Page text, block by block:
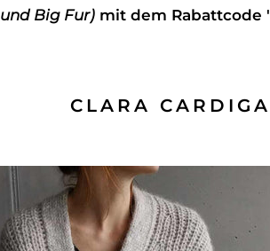
und Big Fur) mit dem Rabattcode '
CLARA